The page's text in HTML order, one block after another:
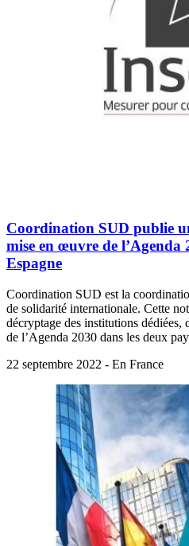
Coordination SUD publie
mise en œuvre de l’Agenda
Espagne
Coordination SUD est la
de solidarité internationale. Cette
décryptage des institutions dédiées,
de l’Agenda 2030 dans les deux
22 septembre 2022 - En France